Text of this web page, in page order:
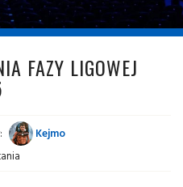
FAZY LIGOWEJ
Kejmo